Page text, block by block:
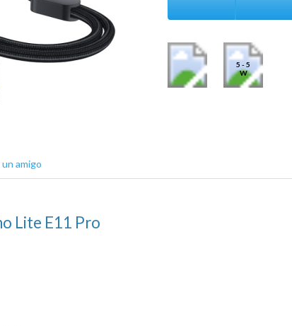
5 - 5
W
amigo
Lite E11 Pro